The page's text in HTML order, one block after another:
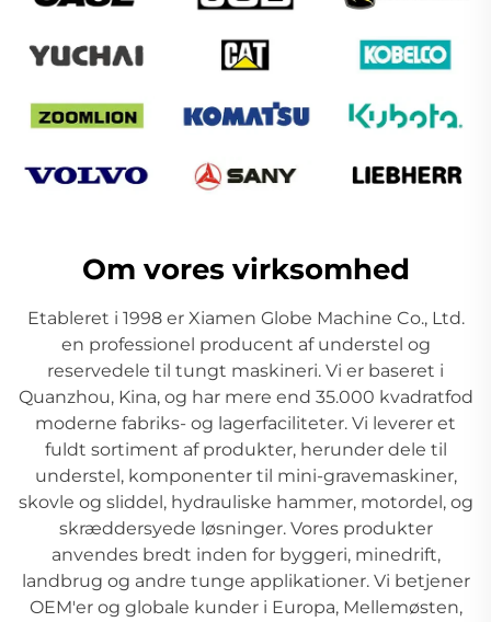
Om vores virksomhed
Etableret i 1998 er Xiamen Globe Machine Co., Ltd.
en professionel producent af understel og
reservedele til tungt maskineri. Vi er baseret i
Quanzhou, Kina, og har mere end 35.000 kvadratfod
moderne fabriks- og lagerfaciliteter. Vi leverer et
fuldt sortiment af produkter, herunder dele til
understel, komponenter til mini-gravemaskiner,
skovle og sliddel, hydrauliske hammer, motordel, og
skræddersyede løsninger. Vores produkter
anvendes bredt inden for byggeri, minedrift,
landbrug og andre tunge applikationer. Vi betjener
OEM'er og globale kunder i Europa, Mellemøsten,